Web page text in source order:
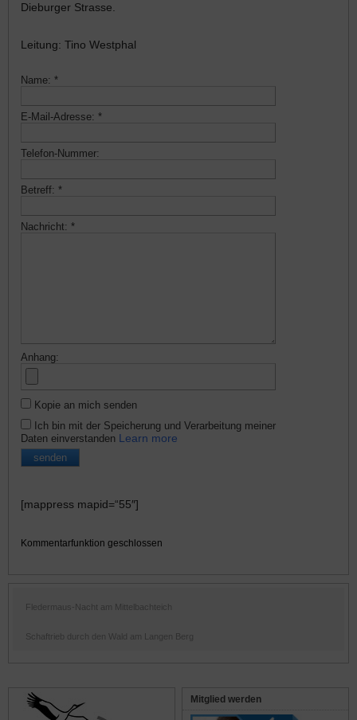
Dieburger Strasse.
Leitung: Tino Westphal
Name: *
E-Mail-Adresse: *
Telefon-Nummer:
Betreff: *
Nachricht: *
Anhang:
Kopie an mich senden
Ich bin mit der Speicherung und Verarbeitung meiner
Daten einverstanden Learn more
[mappress mapid=“55″]
Kommentarfunktion geschlossen
Fledermaus-Nacht am Mittelbachteich
Schaftrieb durch den Wald am Langen Berg
Mitglied werden